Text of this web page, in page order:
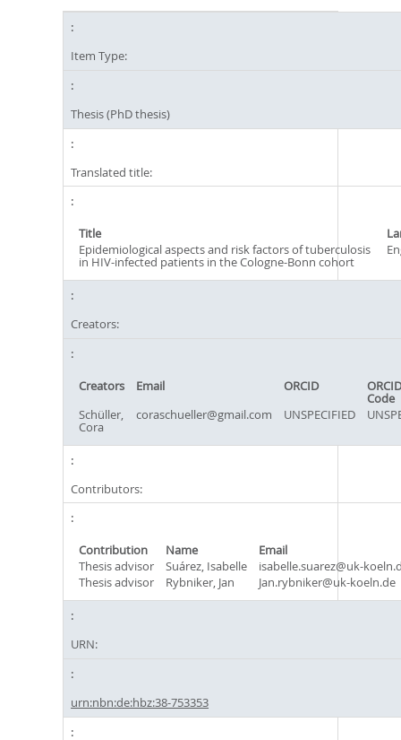
Item Type:
Thesis (PhD thesis)
Translated title:
Title
Epidemiological aspects and risk factors of tuberculosis
in HIV-infected patients in the Cologne-Bonn cohort
Creators:
Creators Email ORCID
Code
Schüller,
Cora
coraschueller@gmail.com UNSPECIFIED
Contributors:
Contribution Name
Email
Thesis advisor
Suárez, Isabelle
isabelle.suarez@uk-
Thesis advisor
Rybniker, Jan Jan.rybniker@uk-koeln.de
URN:
urn:nbn:de:hbz:38-753353